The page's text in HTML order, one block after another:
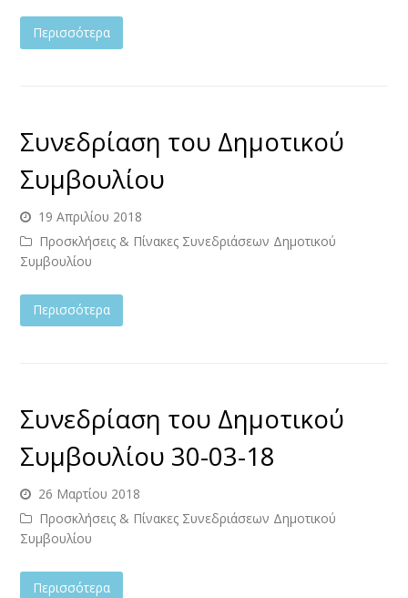
Περισσότερα
Συνεδρίαση του Δημοτικού
Συμβουλίου
19 Απριλίου 2018
Προσκλήσεις & Πίνακες Συνεδριάσεων Δημοτικού
Συμβουλίου
Περισσότερα
Συνεδρίαση του Δημοτικού
Συμβουλίου 30-03-18
26 Μαρτίου 2018
Προσκλήσεις & Πίνακες Συνεδριάσεων Δημοτικού
Συμβουλίου
Περισσότερα